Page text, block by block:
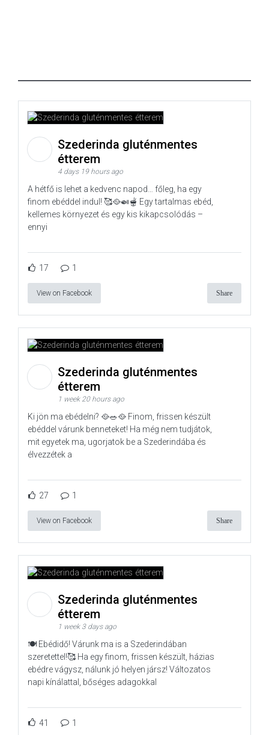
Szederinda gluténmentes
étterem
4 days 19 hours ago
A hétfő is lehet a kedvenc napod… főleg, ha egy
finom ebéddel indul! 🥰🥘🍛🫕 Egy tartalmas ebéd,
kellemes környezet és egy kis kikapcsolódás –
ennyi
17 1
View on Facebook Share
Szederinda gluténmentes
étterem
1 week 20 hours ago
Ki jön ma ebédelni? 🥘🥗🥘 Finom, frissen készült
ebéddel várunk benneteket! Ha még nem tudjátok,
mit egyetek ma, ugorjatok be a Szederindába és
élvezzétek a
27 1
View on Facebook Share
Szederinda gluténmentes
étterem
1 week 3 days ago
🍽️ Ebédidő! Várunk ma is a Szederindában
szeretettel!🥰 Ha egy finom, frissen készült, házias
ebédre vágysz, nálunk jó helyen jársz! Változatos
napi kínálattal, bőséges adagokkal
41 1